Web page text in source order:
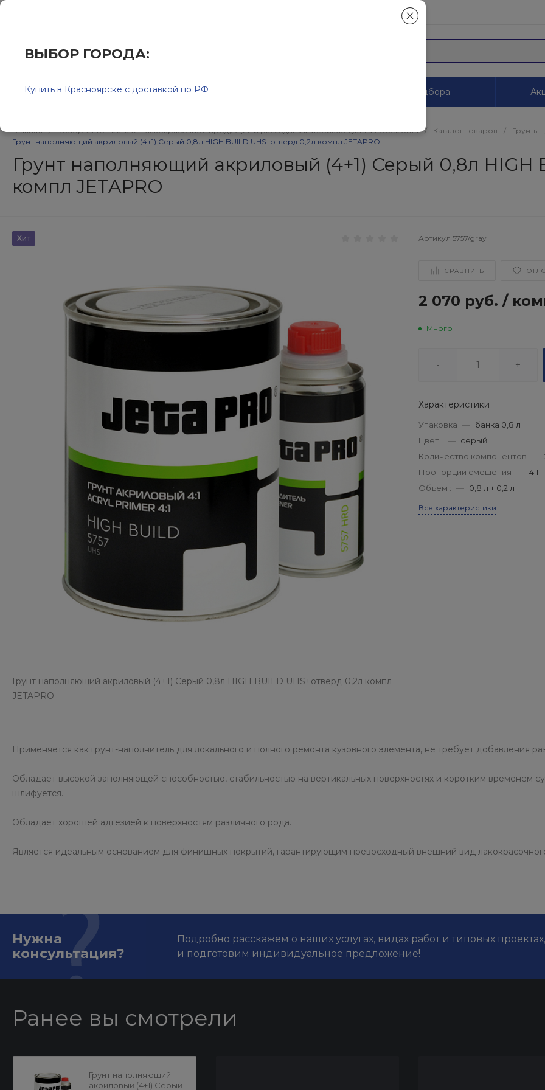
Каталог товаров Системы цветоподбора
Главная / Колор-Авто - магазин лакокрасочной продукции и расходных материалов для авторемонта / Каталог товаров / Грунты
Грунт наполняющий акриловый (4+1) Серый 0,8л HIGH BUILD UHS+отверд 0,2л компл JETAPRO
Грунт наполняющий акриловый (4+1) Серый 0,8л HIGH
компл JETAPRO
Хит Артикул 5757/gray
Грунт наполняющий акриловый (4+1) Серый 0,8л HIGH BUILD UHS+отверд 0,2л компл
JETAPRO
СРАВНИТЬ
2 070 руб. /
Много
- +
Характеристики
Упаковка — банка 0,8 л
Цвет : — серый
Количество компонентов —
Пропорции смешения — 4:1
Объем : — 0,8 л + 0,2 л
Все характеристики
Применяется как грунт-наполнитель для локального и полного ремонта кузовного элемента, не требует добавления
Обладает высокой заполняющей способностью, стабильностью на вертикальных поверхностях и коротким временем
шлифуется.
Обладает хорошей адгезией к поверхностям различного рода.
Является идеальным основанием для финишных покрытий, гарантирующим превосходный внешний вид
Нужна
консультация?
Подробно расскажем о наших услугах, видах работ и типовых
и подготовим индивидуальное предложение!
Ранее вы смотрели
Грунт наполняющий
акриловый (4+1) Серый
ВЫБОР ГОРОДА:
Купить в Красноярске с доставкой по РФ